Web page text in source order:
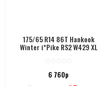
175/65 R14 86T Hankook
Winter i*Pike RS2 W429 XL
6 760р